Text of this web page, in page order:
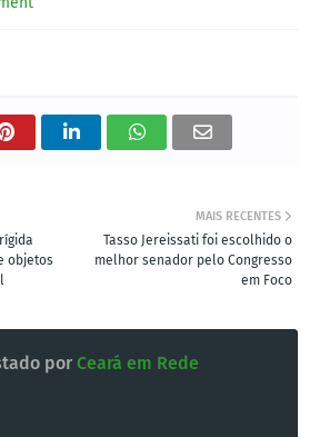
MAIS RECENTES
Tasso Jereissati foi escolhido o
melhor senador pelo Congresso
em Foco
objetos
por Ceará em Rede